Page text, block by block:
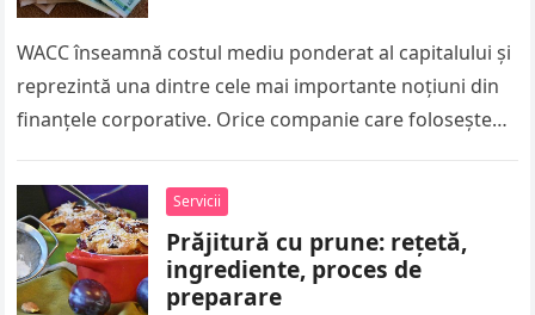
WACC înseamnă costul mediu ponderat al capitalului și
reprezintă una dintre cele mai importante noțiuni din
finanțele corporative. Orice companie care folosește
Servicii
Prăjitură cu prune: rețetă,
ingrediente, proces de
preparare